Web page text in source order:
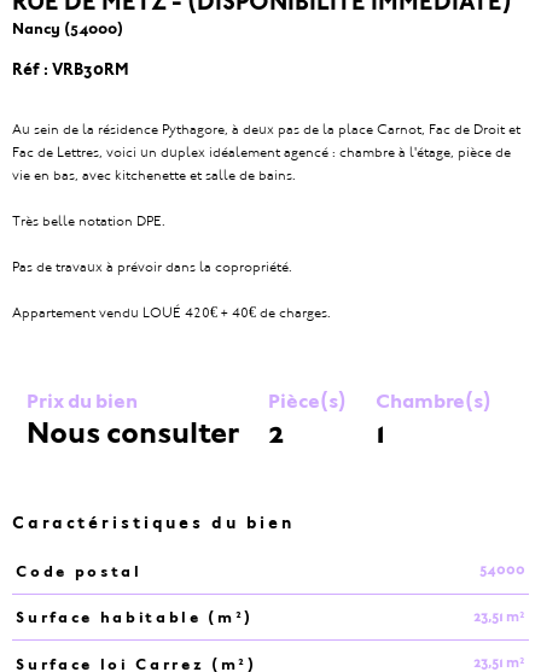
Nancy (54000)
Réf : VRB30RM
Au sein de la résidence Pythagore, à deux pas de la place Carnot, Fac de Droit et
Fac de Lettres, voici un duplex idéalement agencé : chambre à l'étage, pièce de
vie en bas, avec kitchenette et salle de bains.
Très belle notation DPE.
Pas de travaux à prévoir dans la copropriété.
Appartement vendu LOUÉ 420€ + 40€ de charges.
Prix du bien
Nous consulter
Pièce(s)
2
Chambre(s)
1
Caractéristiques du bien
Caractéristiques Valeurs
Code postal 54000
Surface habitable (m²) 23,51 m²
Surface loi Carrez (m²) 23,51 m²